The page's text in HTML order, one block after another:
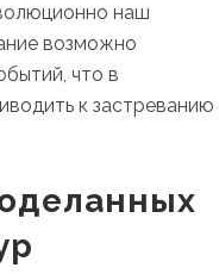
наш
возможно
что в
к застреванию